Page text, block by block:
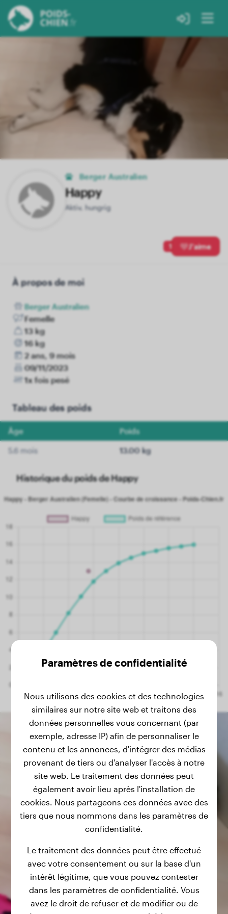
Berger Australien
Happy
Aktiv, hungrig
1 J'aime
À propos de moi
Berger Australien
Femelle
13 kg
16 kg
2 ans, 9 mois
09/11/2023
1x fois pesé
Tableau des poids
Âge Poids
5.6 mois 13.00 kg
Historique du poids de Happy
Paramètres de confidentialité
Nous utilisons des cookies et des technologies
similaires sur notre site web et traitons des
données personnelles vous concernant (par
exemple, adresse IP) afin de personnaliser le
contenu et les annonces, d'intégrer des médias
provenant de tiers ou d'analyser l'accès à notre
site web. Le traitement des données peut
également avoir lieu après l'installation de
cookies. Nous partageons ces données avec des
tiers que nous nommons dans les paramètres de
confidentialité.
Le traitement des données peut être effectué
avec votre consentement ou sur la base d'un
intérêt légitime, que vous pouvez contester
dans les paramètres de confidentialité. Vous
avez le droit de refuser et de modifier ou de